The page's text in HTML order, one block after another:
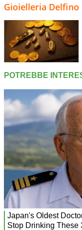
Gioielleria Delfino